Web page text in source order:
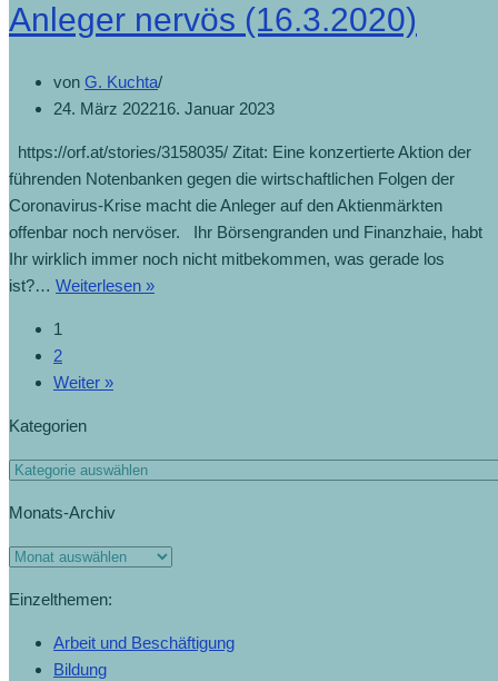
Anleger nervös (16.3.2020)
von G. Kuchta
24. März 202216. Januar 2023
https://orf.at/stories/3158035/ Zitat: Eine konzertierte Aktion der
führenden Notenbanken gegen die wirtschaftlichen Folgen der
Coronavirus-Krise macht die Anleger auf den Aktienmärkten
offenbar noch nervöser. Ihr Börsengranden und Finanzhaie, habt
Ihr wirklich immer noch nicht mitbekommen, was gerade los
ist?… Weiterlesen »
1
2
Weiter »
Kategorien
Monats-Archiv
Einzelthemen:
Arbeit und Beschäftigung
Bildung